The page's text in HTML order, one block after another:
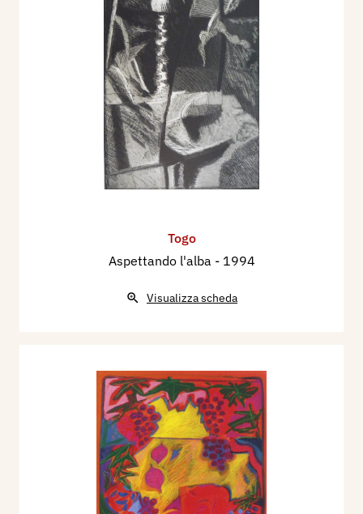
Togo
Aspettando l'alba - 1994
Visualizza scheda